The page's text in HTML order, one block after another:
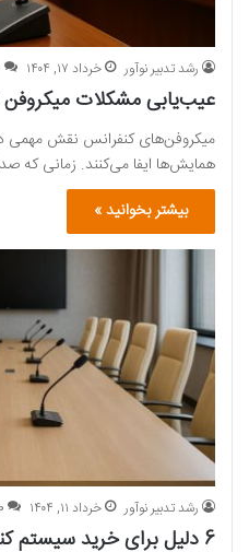
رشد تدبیر نوآور خرداد ۱۷, ۱۴۰۴
عیب‌یابی مشکلات میکروفن‌
میکروفن‌های کنفرانس نقش مهمی
همایش‌ها ایفا می‌کنند. زمانی که
بیشتر بخوانید »
رشد تدبیر نوآور خرداد ۱۱, ۱۴۰۴ 0
6 دلیل برای خرید سیستم کنفرانس بی سیم